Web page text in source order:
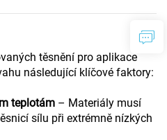
těsnění pro aplikace
následující klíčové faktory:
teplotám – Materiály musí
sílu při extrémně nízkých